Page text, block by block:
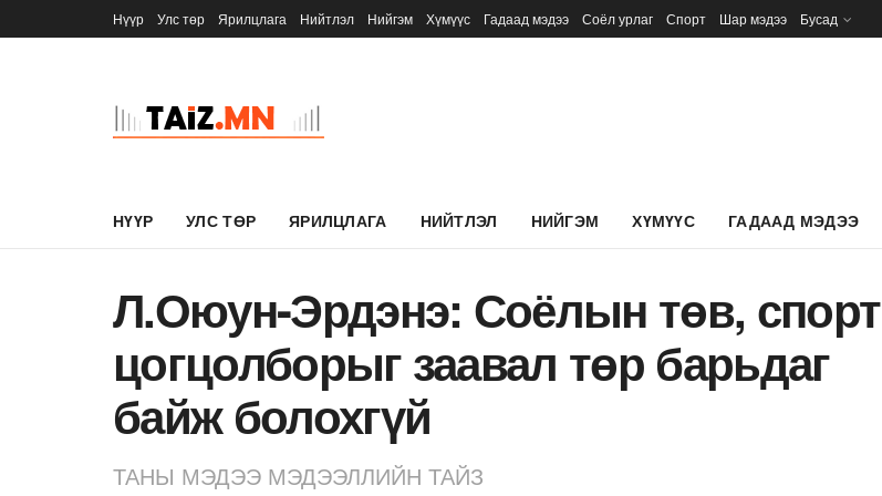
Нүүр Улс төр Ярилцлага Нийтлэл Нийгэм Хүмүүс Гадаад мэдээ Соёл урлаг Спорт Шар мэдээ Бусад
НҮҮР УЛС ТӨР ЯРИЛЦЛАГА НИЙТЛЭЛ НИЙГЭМ ХҮМҮҮС ГАДААД МЭДЭЭ
Л.Оюун-Эрдэнэ: Соёлын төв, спорт
цогцолборыг заавал төр барьдаг
байж болохгүй
ТАНЫ МЭДЭЭ МЭДЭЭЛЛИЙН ТАЙЗ